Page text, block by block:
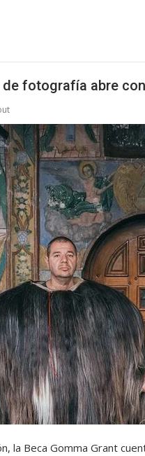
de fotografía abre
la Beca Gomma Grant